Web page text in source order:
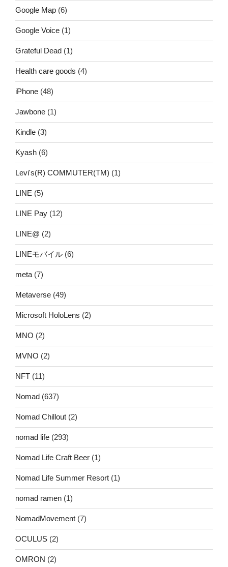
Google Map (6)
Google Voice (1)
Grateful Dead (1)
Health care goods (4)
iPhone (48)
Jawbone (1)
Kindle (3)
Kyash (6)
Levi's(R) COMMUTER(TM) (1)
LINE (5)
LINE Pay (12)
LINE@ (2)
LINEモバイル (6)
meta (7)
Metaverse (49)
Microsoft HoloLens (2)
MNO (2)
MVNO (2)
NFT (11)
Nomad (637)
Nomad Chillout (2)
nomad life (293)
Nomad Life Craft Beer (1)
Nomad Life Summer Resort (1)
nomad ramen (1)
NomadMovement (7)
OCULUS (2)
OMRON (2)